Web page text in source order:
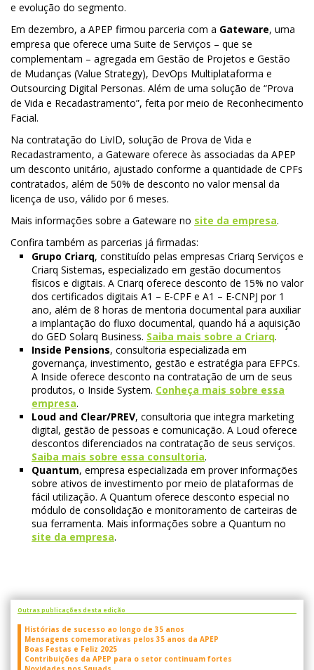
e evolução do segmento.
Em dezembro, a APEP firmou parceria com a Gateware, uma
empresa que oferece uma Suite de Serviços – que se
complementam – agregada em Gestão de Projetos e Gestão
de Mudanças (Value Strategy), DevOps Multiplataforma e
Outsourcing Digital Personas. Além de uma solução de “Prova
de Vida e Recadastramento”, feita por meio de Reconhecimento
Facial.
Na contratação do LivID, solução de Prova de Vida e
Recadastramento, a Gateware oferece às associadas da APEP
um desconto unitário, ajustado conforme a quantidade de CPFs
contratados, além de 50% de desconto no valor mensal da
licença de uso, válido por 6 meses.
Mais informações sobre a Gateware no site da empresa.
Confira também as parcerias já firmadas:
Grupo Criarq, constituído pelas empresas Criarq Serviços e
Criarq Sistemas, especializado em gestão documentos
físicos e digitais. A Criarq oferece desconto de 15% no valor
dos certificados digitais A1 – E-CPF e A1 – E-CNPJ por 1
ano, além de 8 horas de mentoria documental para auxiliar
a implantação do fluxo documental, quando há a aquisição
do GED Solarq Business. Saiba mais sobre a Criarq.
Inside Pensions, consultoria especializada em
governança, investimento, gestão e estratégia para EFPCs.
A Inside oferece desconto na contratação de um de seus
produtos, o Inside System. Conheça mais sobre essa
empresa.
Loud and Clear/PREV, consultoria que integra marketing
digital, gestão de pessoas e comunicação. A Loud oferece
descontos diferenciados na contratação de seus serviços.
Saiba mais sobre essa consultoria.
Quantum, empresa especializada em prover informações
sobre ativos de investimento por meio de plataformas de
fácil utilização. A Quantum oferece desconto especial no
módulo de consolidação e monitoramento de carteiras de
sua ferramenta. Mais informações sobre a Quantum no
site da empresa.
Outras publicações desta edição
Histórias de sucesso ao longo de 35 anos
Mensagens comemorativas pelos 35 anos da APEP
Boas Festas e Feliz 2025
Contribuições da APEP para o setor continuam fortes